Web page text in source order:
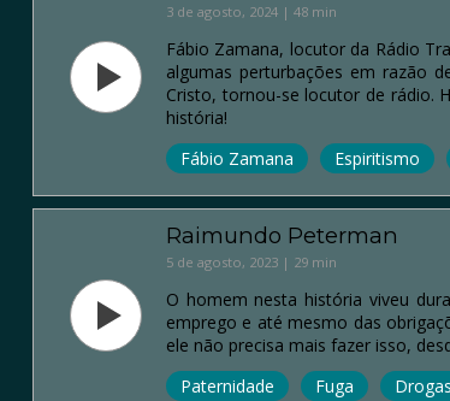
3 de agosto, 2024 | 48 min
Fábio Zamana, locutor da Rádio
algumas perturbações em razão
Cristo, tornou-se locutor de rádio.
história!
Fábio Zamana
Espiritismo
Raimundo Peterman
5 de agosto, 2023 | 29 min
O homem nesta história viveu
emprego e até mesmo das
ele não precisa mais fazer isso,
Paternidade
Fuga Drogas